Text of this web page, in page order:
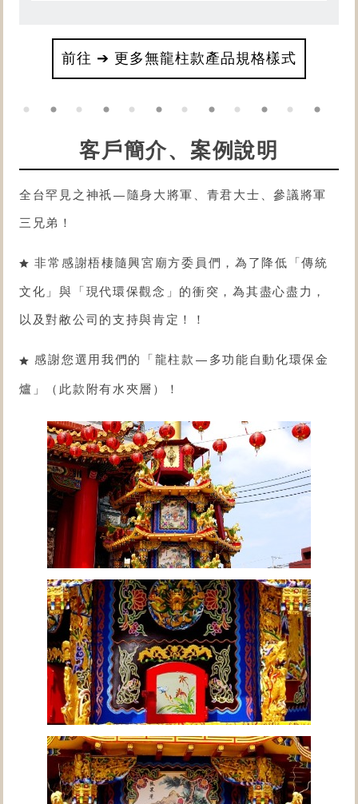
前往 ➔ 更多無龍柱款產品規格樣式
客戶簡介、案例說明
全台罕見之神祇—隨身大將軍、青君大士、參議將軍
三兄弟！
非常感謝梧棲隨興宮廟方委員們，為了降低「傳統
文化」與「現代環保觀念」的衝突，為其盡心盡力，
以及對敝公司的支持與肯定！！
感謝您選用我們的「龍柱款 — 多功能自動化環保金
爐 」（此款附有水夾層）！